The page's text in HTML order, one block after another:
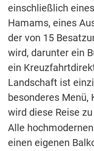
einschließlich
Hamams, eines
der von 15
wird, darunter ein
ein
Landschaft ist
besonderes Menü,
wird diese Reise
Alle
einen eigenen